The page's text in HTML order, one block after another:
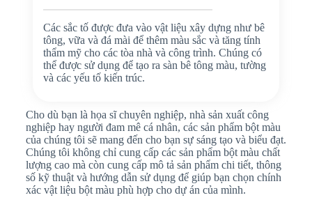
Các sắc tố được đưa vào vật liệu xây dựng như bê
tông, vữa và đá mài để thêm màu sắc và tăng tính
thẩm mỹ cho các tòa nhà và công trình. Chúng có
thể được sử dụng để tạo ra sàn bê tông màu, tường
và các yếu tố kiến trúc.
Cho dù bạn là họa sĩ chuyên nghiệp, nhà sản xuất công
nghiệp hay người đam mê cá nhân, các sản phẩm bột màu
của chúng tôi sẽ mang đến cho bạn sự sáng tạo và biểu đạt.
Chúng tôi không chỉ cung cấp các sản phẩm bột màu chất
lượng cao mà còn cung cấp mô tả sản phẩm chi tiết, thông
số kỹ thuật và hướng dẫn sử dụng để giúp bạn chọn chính
xác vật liệu bột màu phù hợp cho dự án của mình.